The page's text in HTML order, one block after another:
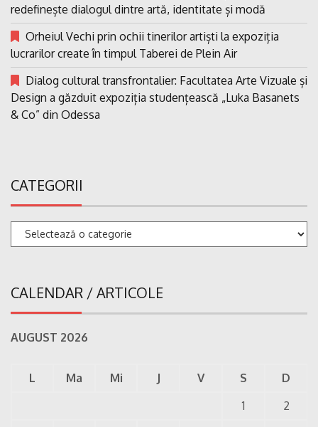
redefinește dialogul dintre artă, identitate și modă
Orheiul Vechi prin ochii tinerilor artiști la expoziția
lucrarilor create în timpul Taberei de Plein Air
Dialog cultural transfrontalier: Facultatea Arte Vizuale și
Design a găzduit expoziția studențească „Luka Basanets
& Co” din Odessa
CATEGORII
Categorii
CALENDAR / ARTICOLE
AUGUST 2026
L Ma Mi J V S
D
1
2